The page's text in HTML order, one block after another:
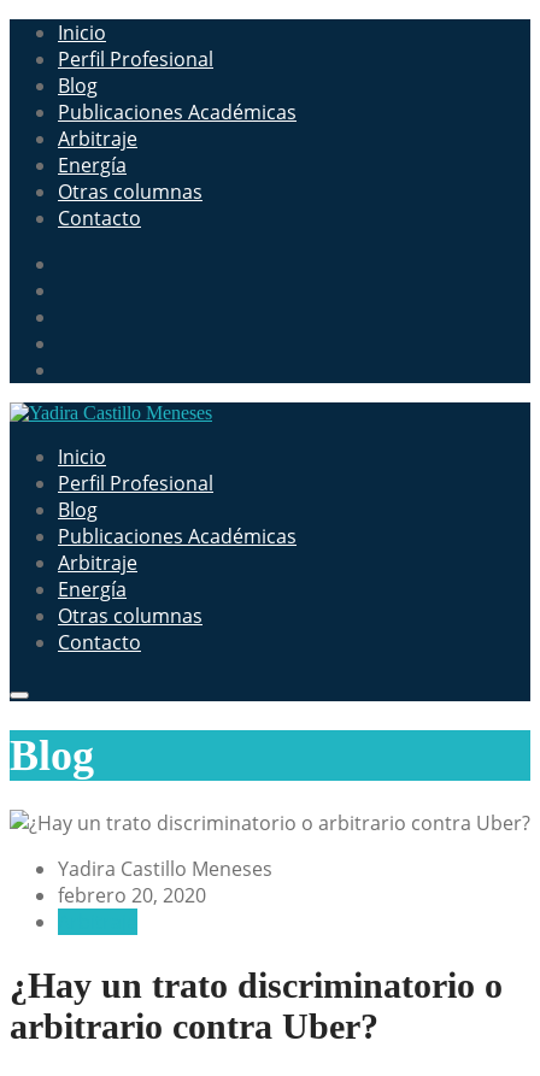
Inicio
Perfil Profesional
Blog
Publicaciones Académicas
Arbitraje
Energía
Otras columnas
Contacto
Inicio
Perfil Profesional
Blog
Publicaciones Académicas
Arbitraje
Energía
Otras columnas
Contacto
Blog
Yadira Castillo Meneses
febrero 20, 2020
¿Hay un trato discriminatorio o
arbitrario contra Uber?